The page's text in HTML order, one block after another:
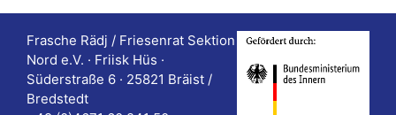
Frasche Rädj / Friesenrat Sektion
Nord e.V. · Friisk Hüs ·
Süderstraße 6 · 25821 Bräist /
Bredstedt